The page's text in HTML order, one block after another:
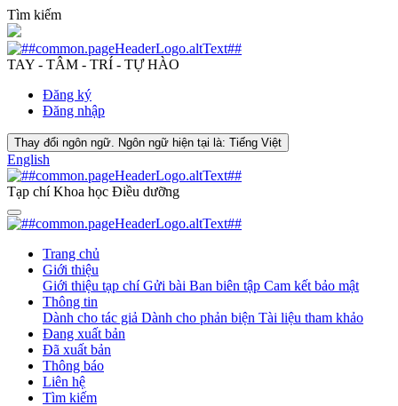
Tìm kiếm
TAY - TÂM - TRÍ - TỰ HÀO
Đăng ký
Đăng nhập
Thay đổi ngôn ngữ. Ngôn ngữ hiện tại là: Tiếng Việt
English
Tạp chí Khoa học Điều dưỡng
Trang chủ
Giới thiệu
Giới thiệu tạp chíGửi bài Ban biên tập Cam kết bảo mật
Thông tin
Dành cho tác giả Dành cho phản biện Tài liệu tham khảo
Đang xuất bản
Đã xuất bản
Thông báo
Liên hệ
Tìm kiếm